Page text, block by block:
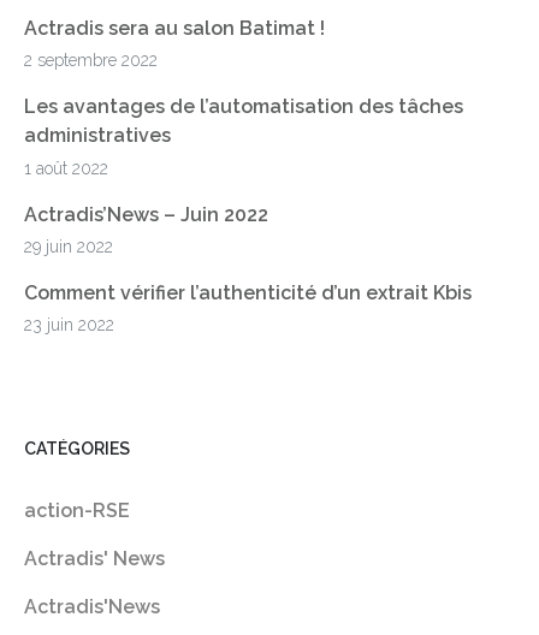
Actradis sera au salon Batimat !
2 septembre 2022
Les avantages de l’automatisation des tâches
administratives
1 août 2022
Actradis’News – Juin 2022
29 juin 2022
Comment vérifier l’authenticité d’un extrait Kbis
23 juin 2022
CATÉGORIES
action-RSE
Actradis' News
Actradis'News